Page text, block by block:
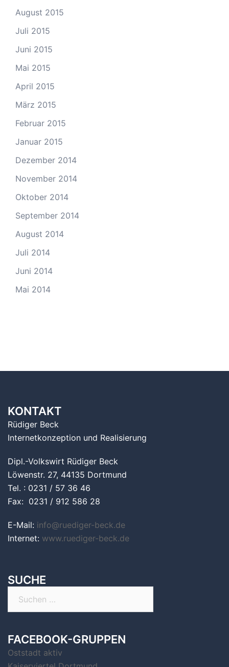
August 2015
Juli 2015
Juni 2015
Mai 2015
April 2015
März 2015
Februar 2015
Januar 2015
Dezember 2014
November 2014
Oktober 2014
September 2014
August 2014
Juli 2014
Juni 2014
Mai 2014
KONTAKT
Rüdiger Beck
Internetkonzeption und Realisierung
Dipl.-Volkswirt Rüdiger Beck
Löwenstr. 27, 44135 Dortmund
Tel. : 0231 / 57 36 46
Fax: 0231 / 912 586 28
E-Mail: info@ruediger-beck.de
Internet: www.ruediger-beck.de
SUCHE
FACEBOOK-GRUPPEN
Oststadt aktiv